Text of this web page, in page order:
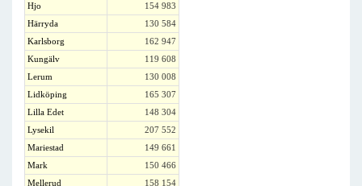
Hjo
154 983
Härryda
130 584
Karlsborg
162 947
Kungälv
119 608
Lerum
130 008
Lidköping
165 307
Lilla Edet
148 304
Lysekil
207 552
Mariestad
149 661
Mark
150 466
Mellerud
158 154